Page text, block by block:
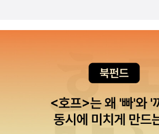
다고 하니, 역시 아이들과 어른들의 취향이 확 다
니다. 액션/스릴러 (8권) 밀레니엄이 새롭게
밀레니엄의 후속을 기다릴수 없다는 것을 알기
서관에 이 시리즈 영어책으로 있던데, 나중에 영
서 살다 1997년 2월 폐암으로 돌아가셨다. 할
의 삶과 상처를 그림으로 표현했다. 기록을 남
만 기록했다.위에 담은 책 외에 첫날 읽은 책부
힌 부분 펼치기 >> << 펼친 부분 접기 <<
참 재미있는지라 나도 함께 읽으면서 아이와 과
론을 하며, 아이 머릿속에 과학지식을 차곡차곡
우리 아이. 싱가포르에서도 한국아이들에게 최
책이다. 싱가포르 방학기간에 한국에 다녀 온
이 문학상, 창비 '좋은 어린이 책' 원고 공모 창작
예술상' 등을 수상한 동화 작가 김남중이 새롭게
고단하고 쓸쓸한 아빠의 뒷모습을 넘어, 가족의
기 아이들의 애틋한 감정 들을 섬세하고도 따뜻
날마다 술에 취해 고래고래 고함을 지르며 동네
아이들에게 어떤 꿈을 안내할 것인가? 더이상 '
먹고잘살기'라는 차원의 실속을 강요하지 말자.
지가 전세계에 걸쳐 펼쳐져 있음을 보여준, 연아
리고, 아둥바둥 살아남기가 아닌 '당당하게' 살아
력, 열정을 보여주자. 사진과 큼직큼직한 글씨가